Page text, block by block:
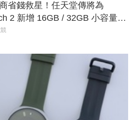
省錢救星！任天堂傳將為
2 新增 16GB / 32GB 小容量遊
選擇